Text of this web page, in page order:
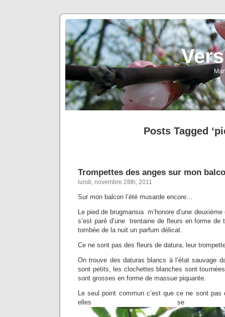
Posts Tagged
Trompettes des anges sur mon
lundi, novembre 28th, 2011
Sur mon balcon l’été musarde encore…
Le pied de brugmansia m’honore d’une
s’est paré d’une trentaine de fleurs en forme
tombée de la nuit un parfum délicat.
Ce ne sont pas des fleurs de datura, leur
On trouve des daturas blancs à l’état sauvage
sont petits, les clochettes blanches sont
sont grosses en forme de massue piquante.
Le seul point commun c’est que ce ne sont
elles se